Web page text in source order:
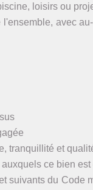
loisirs ou
avec
tranquillité et
ce bien
suivants du Code